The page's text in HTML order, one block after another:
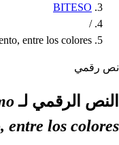
BITESO
/
entre los colores
نص رقمي
النص الرقمي لـ
entre los colores